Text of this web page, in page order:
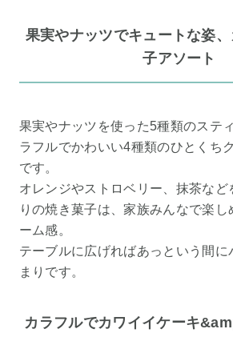
果実やナッツでキュートな姿
子アソート
果実やナッツを使った5種類のステ
ラフルでかわいい4種類のひとくち
です。
オレンジやストロベリー、抹茶など
りの焼き菓子は、家族みんなで楽し
ーム感。
テーブルに広げればあっという間に
まりです。
カラフルでカワイイケーキ